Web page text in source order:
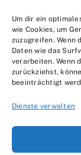
Um dir ein
wie Cookies, um
zuzugreifen. Wenn
Daten wie das
verarbeiten. Wenn
zurückziehst,
beeinträchtigt
Dienste verwalten